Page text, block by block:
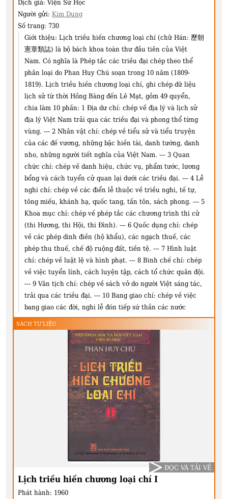
Dịch giả: Viện Sử Học
Người gửi: Kim Dung
Số trang: 730
Giới thiệu: Lịch triều hiến chương loại chí (chữ Hán: 歷朝
憲章類誌) là bộ bách khoa toàn thư đầu tiên của Việt
Nam. Có nghĩa là Phép tắc các triều đại chép theo thể
phân loại do Phan Huy Chú soạn trong 10 năm (1809-
1819). Lịch triều hiến chương loại chí, ghi chép dữ liệu
lịch sử từ thời Hồng Bàng đến Lê Mạt, gồm 49 quyển,
chia làm 10 phần: 1 Ðịa dư chí: chép về địa lý và lịch sử
địa lý Việt Nam trải qua các triều đại và phong thổ từng
vùng. --- 2 Nhân vật chí: chép về tiểu sử và tiểu truyện
của các đế vương, những bậc hiền tài, danh tướng, danh
nho, những người tiết nghĩa của Việt Nam. --- 3 Quan
chức chí: chép về danh hiệu, chức vụ, phẩm tước, lương
bổng và cách tuyển cử quan lại dưới các triều đại. --- 4 Lễ
nghi chí: chép về các điển lễ thuộc về triều nghi, tế tự,
tông miếu, khánh hạ, quốc tang, tấn tôn, sách phong. --- 5
Khoa mục chí: chép về phép tắc các chương trình thi cử
(thi Hương, thi Hội, thi Ðình). --- 6 Quốc dụng chí: chép
về các phép dinh điền (hộ khẩu), các ngạch thuế, các
phép thu thuế, chế độ ruộng đất, tiền tệ. --- 7 Hình luật
chí: chép về luật lệ và hình phạt. --- 8 Binh chế chí: chép
về việc tuyển lính, cách luyện tập, cách tổ chức quân đội.
--- 9 Văn tịch chí: chép về sách vở do người Việt sáng tác,
trải qua các triều đại. --- 10 Bang giao chí: chép về việc
bang giao các đời, nghi lễ đón tiếp sứ thần các nước
SÁCH TƯ LIỆU
Lịch triều hiến chương loại chí I
Phát hành: 1960
ĐỌC VÀ TẢI VỀ